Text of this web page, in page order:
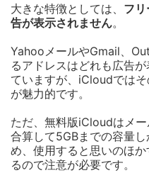
大きな特徴としては、 フ
告が表示されません。
YahooメールやGmail、
るアドレスはどれも広告
ていますが、iCloudでは
が魅力的です。
ただ、無料版iCloudはメ
合算して5GBまでの容量
め、使用すると思いのほ
るので注意が必要です。